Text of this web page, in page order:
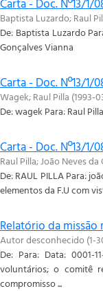
Baptista Luzardo;Raul
De: Baptista Luzardo
Gonçalves Vianna
Carta - Doc. Nº13/1/
Wagek;Raul Pilla (1993-
De: wagek Para: Raul
Carta - Doc. Nº13/1/
Raul Pilla;João Neves da
De: RAUL PILLA Para:
elementos da F.U com
Relatório da missão
Autor desconhecido(1-
De: Para: Data: 0001-
voluntários; o comitê
compromisso ...